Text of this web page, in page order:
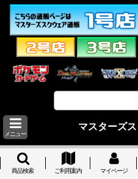
メニュー
マスターズ
商品検索 ご利用案内 マイページ